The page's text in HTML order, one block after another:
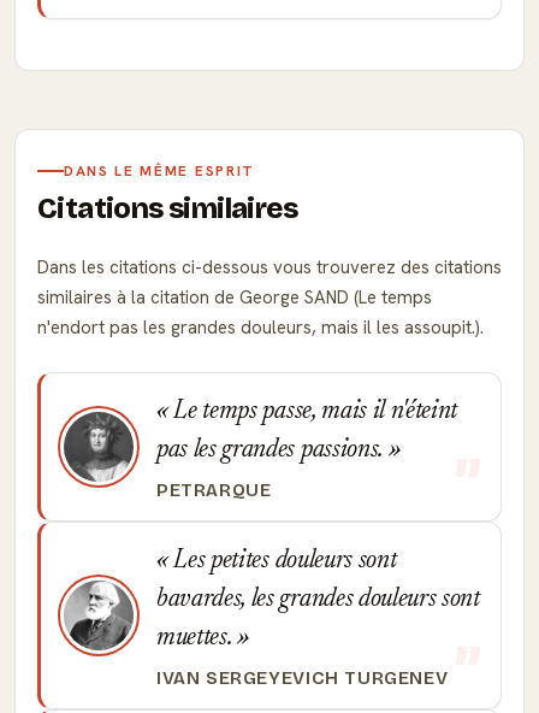
DANS LE MÊME ESPRIT
Citations similaires
Dans les citations ci-dessous vous trouverez des citations
similaires à la citation de George SAND (Le temps
n'endort pas les grandes douleurs, mais il les assoupit.).
Le temps passe, mais il n'éteint
pas les grandes passions.
PETRARQUE
Les petites douleurs sont
bavardes, les grandes douleurs sont
muettes.
IVAN SERGEYEVICH TURGENEV